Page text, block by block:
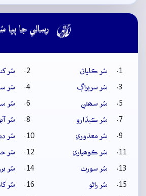
 رسالي جا ٻيا
سُر ڪلياڻ
سُر
سُر سريراڳ
سُر
سُر سھڻي
سُر
سُر ڪيڏارو
سُر
سُر معذوري
سُر
سُر ڪوھياري
سُر
سُر سورٺ
سُر
سُر راڻو
سُر